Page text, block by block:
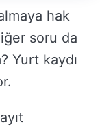
hak
soru da
Yurt kaydı